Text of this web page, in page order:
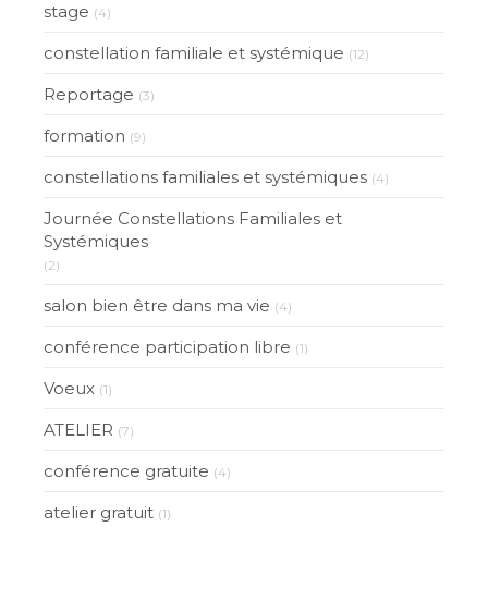
stage (4)
constellation familiale et systémique (12)
Reportage (3)
formation (9)
constellations familiales et systémiques (4)
Journée Constellations Familiales et
Systémiques
(2)
salon bien être dans ma vie (4)
conférence participation libre (1)
Voeux (1)
ATELIER (7)
conférence gratuite (4)
atelier gratuit (1)